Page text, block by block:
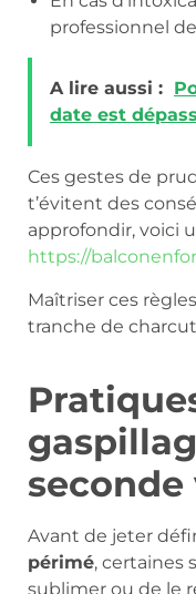
professionnel
A lire aussi :
date est
Ces gestes de
t’évitent des
approfondir, voici
https://
Maîtriser ces
tranche de
Avant de jeter
périmé, certaines
sublimer ou de le